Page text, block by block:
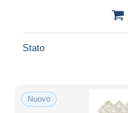
Stato
Nuovo